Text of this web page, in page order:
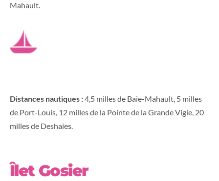
Mahault.
Distances nautiques :4,5 milles de Baie-Mahault, 5 milles
de Port-Louis, 12 milles de la Pointe de la Grande Vigie, 20
milles de Deshaies.
Îlet Gosier